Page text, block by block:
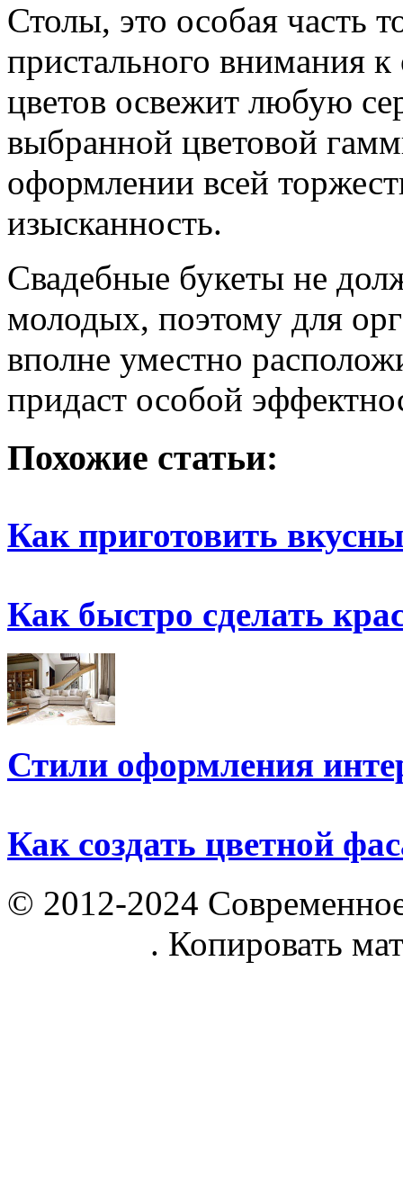
Столы, это особая часть
пристального внимания
цветов освежит любую
выбранной цветовой
оформлении всей
изысканность.
Свадебные букеты не
молодых, поэтому для
вполне уместно
придаст особой
Похожие статьи:
Как приготовить
Как быстро сделать
Стили оформления
Как создать цветной
© 2012-2024
. Копировать